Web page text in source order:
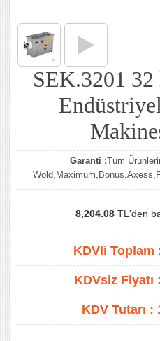
SEK.3201 32
Garanti :Tüm
8,204.08TL'den
KDVli Toplam
KDVsiz Fiyatı :
KDV Tutarı :